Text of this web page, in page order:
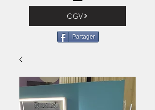
CGV
Partager